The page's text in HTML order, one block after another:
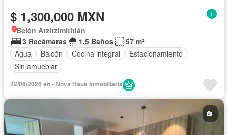
$ 1,300,000 MXN
Belén Atzitzimititlán
3 Recámaras
1.5 Baños
57 m²
Agua
Balcón Cocina integral
Estacionamiento
Sin amueblar
22/06/2026 en - Nova Haus Inmobiliaria